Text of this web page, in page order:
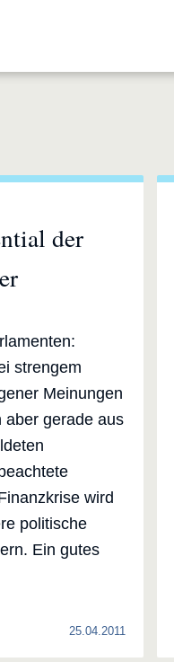
der
strengem
Meinungen
aber gerade aus
wird
politische
Ein gutes
25.04.2011